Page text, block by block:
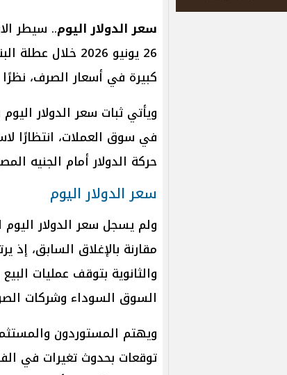
سعر الدولار اليوم.. سيطر
26 يونيو 2026
كبيرة في أسعار الصرف،
ويأتي ثبات سعر الدولار
في سوق العملات، انتظارًا
حركة الدولار أمام الجنيه
سعر الدولار اليوم
ولم يسجل سعر الدولار
مقارنة بالإغلاق السابق، إذ
والثانوية بتوقف عمليات
السوق السوداء وشركات
ويهتم المستوردون
توقعات بحدوث تغيرات في